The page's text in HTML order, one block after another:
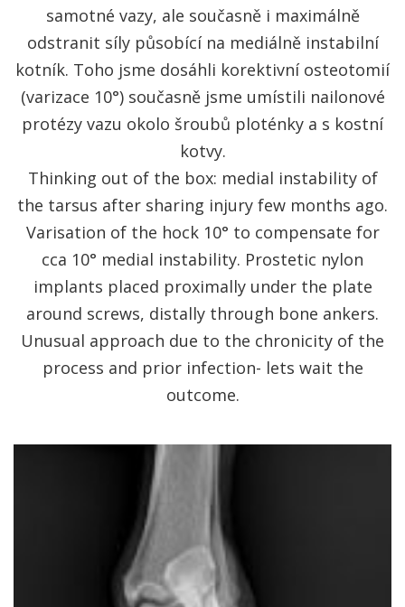
samotné vazy, ale současně i maximálně
odstranit síly působící na mediálně instabilní
kotník. Toho jsme dosáhli korektivní osteotomií
(varizace 10°) současně jsme umístili nailonové
protézy vazu okolo šroubů ploténky a s kostní
kotvy.
Thinking out of the box: medial instability of
the tarsus after sharing injury few months ago.
Varisation of the hock 10° to compensate for
cca 10° medial instability. Prostetic nylon
implants placed proximally under the plate
around screws, distally through bone ankers.
Unusual approach due to the chronicity of the
process and prior infection- lets wait the
outcome.